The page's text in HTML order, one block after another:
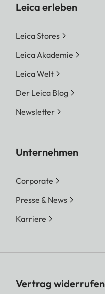
Leica erleben
Leica Stores
Leica Akademie
Leica Welt
Der Leica Blog
Newsletter
Unternehmen
Corporate
Presse & News
Karriere
Vertrag widerrufen